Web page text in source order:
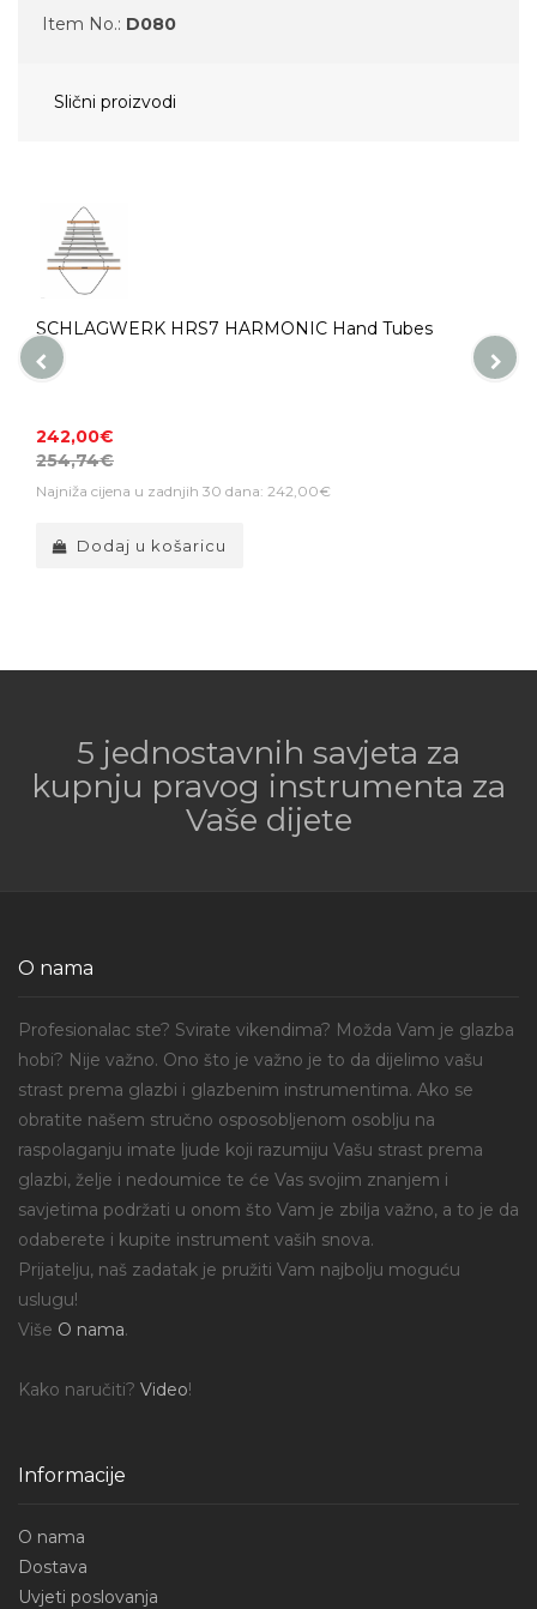
Item No.: D080
Slični proizvodi
SCHLAGWERK HRS7 HARMONIC Hand Tubes
242,00€
254,74€
Najniža cijena u zadnjih 30 dana: 242,00€
Dodaj u košaricu
5 jednostavnih savjeta za
kupnju pravog instrumenta za
Vaše dijete
O nama
Profesionalac ste? Svirate vikendima? Možda Vam je glazba
hobi? Nije važno. Ono što je važno je to da dijelimo vašu
strast prema glazbi i glazbenim instrumentima. Ako se
obratite našem stručno osposobljenom osoblju na
raspolaganju imate ljude koji razumiju Vašu strast prema
glazbi, želje i nedoumice te će Vas svojim znanjem i
savjetima podržati u onom što Vam je zbilja važno, a to je da
odaberete i kupite instrument vaših snova.
Prijatelju, naš zadatak je pružiti Vam najbolju moguću
uslugu!
Više O nama.
Kako naručiti? Video!
Informacije
O nama
Dostava
Uvjeti poslovanja